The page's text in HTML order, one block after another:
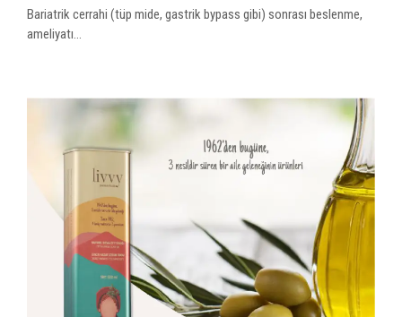
Bariatrik cerrahi (tüp mide, gastrik bypass gibi) sonrası beslenme,
ameliyatı...